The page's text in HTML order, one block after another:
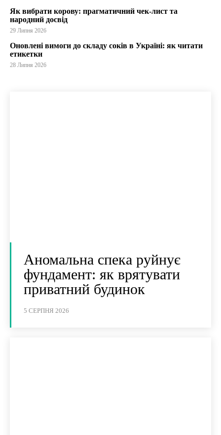
Як вибрати корову: прагматичний чек-лист та
народний досвід
29 Липня 2026
Оновлені вимоги до складу соків в Україні: як читати
етикетки
28 Липня 2026
Аномальна спека руйнує
фундамент: як врятувати
приватний будинок
5 СЕРПНЯ 2026